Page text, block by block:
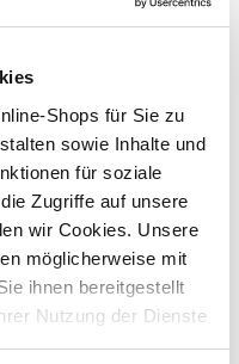
Shops für Sie zu
sowie Inhalte und
für soziale
Zugriffe auf unsere
wir Cookies. Unsere
möglicherweise mit
ihnen bereitgestellt
Nutzung der Dienste
mit Sonnendach
Menge